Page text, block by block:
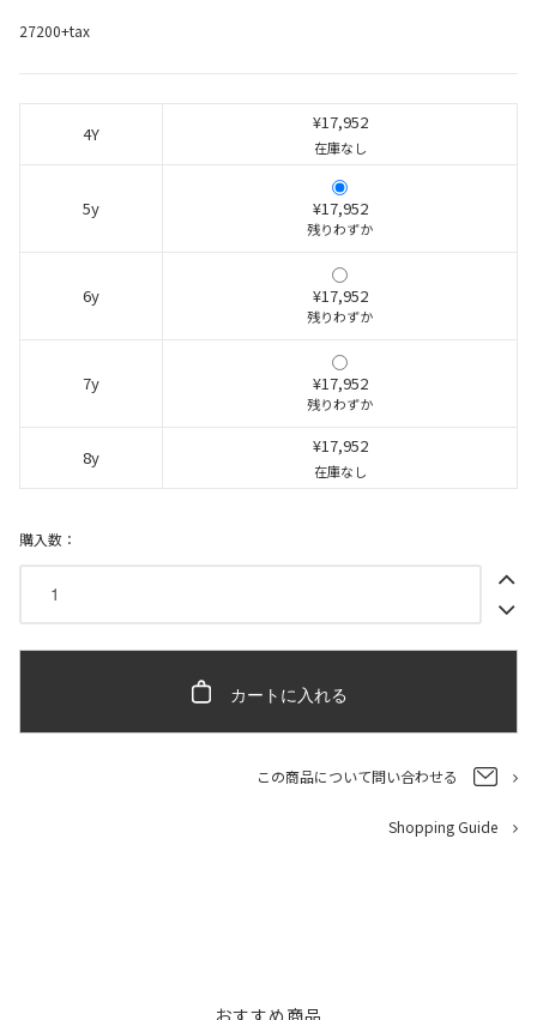
27200+tax
4Y
¥17,952
在庫なし
5y ¥17,952
残りわずか
6y ¥17,952
残りわずか
7y ¥17,952
残りわずか
8y
¥17,952
在庫なし
購入数：
カートに入れる
この商品について問い合わせる
Shopping Guide